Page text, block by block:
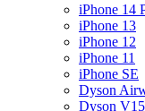
iPhone 14
iPhone 13
iPhone 12
iPhone 11
iPhone SE
Dyson
Dyson V15